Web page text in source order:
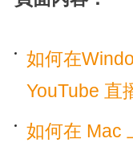
如何在
YouTube 直
如何在 Mac